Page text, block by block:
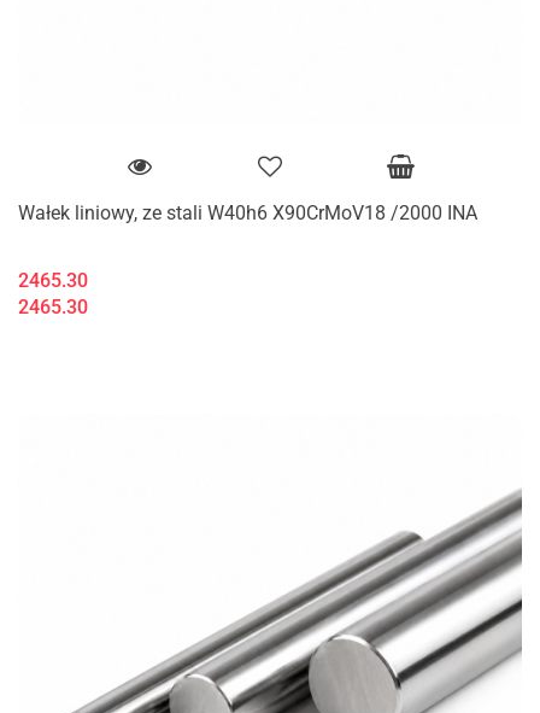
Wałek liniowy, ze stali W40h6 X90CrMoV18 /2000 INA
2465.30
2465.30